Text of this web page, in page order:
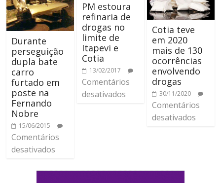
Durante
perseguição
dupla bate
carro
furtado em
poste na
Fernando
Nobre
15/06/2015
Comentários
desativados
PM estoura
refinaria de
drogas no
limite de
Itapevi e
Cotia
13/02/2017
Comentários
desativados
Cotia teve
em 2020
mais de 130
ocorrências
envolvendo
drogas
30/11/2020
Comentários
desativados